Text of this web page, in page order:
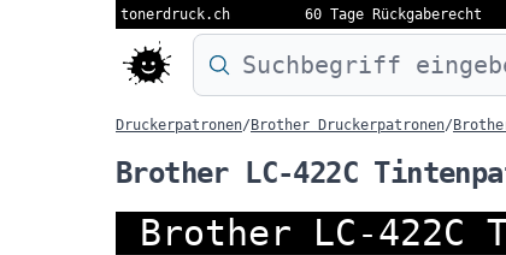
tonerdruck.ch 60 Tage Rückgaberecht
Druckermodell oder Produktnamen
Druckerpatronen/ Brother Druckerpatronen/
Brother LC-422C
Brother LC-422C